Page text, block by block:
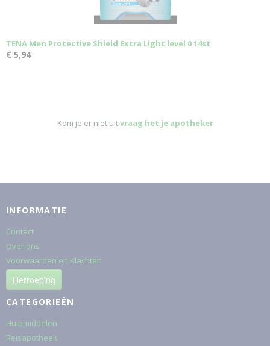
TENA Men Protective Shield Extra Light level 0 14st
€ 5,94
Kom je er niet uitvraag het je apotheker
INFORMATIE
Contact
Over ons
Voorwaarden en Klachten
Herroeping
CATEGORIEËN
Hulpmiddelen
Reisapotheek